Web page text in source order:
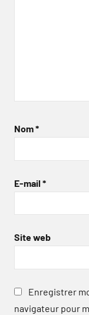
Nom*
E-mail *
Site web
Enregistrer
navigateur pour